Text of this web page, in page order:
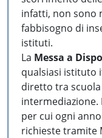
infatti, non sono
fabbisogno di
istituti.
La Messa a
qualsiasi istituto
diretto tra
per cui ogni
richieste tramite